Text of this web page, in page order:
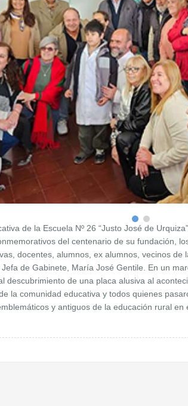
de la Escuela Nº 26 “Justo José de
del centenario de su fundación,
docentes, alumnos, ex alumnos, vecinos de
de Gabinete, María José Gentile. En un
descubrimiento de una placa alusiva al
la comunidad educativa y todos quienes
y antiguos de la educación rural en